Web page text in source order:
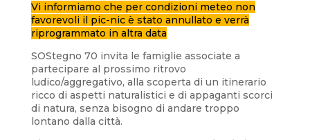
Vi informiamo che per condizioni meteo non
favorevoli il pic-nic è stato annullato e verrà
riprogrammato in altra data
SOStegno 70 invita le famiglie associate a
partecipare al prossimo ritrovo
ludico/aggregativo, alla scoperta di un itinerario
ricco di aspetti naturalistici e di appaganti scorci
di natura, senza bisogno di andare troppo
lontano dalla città.